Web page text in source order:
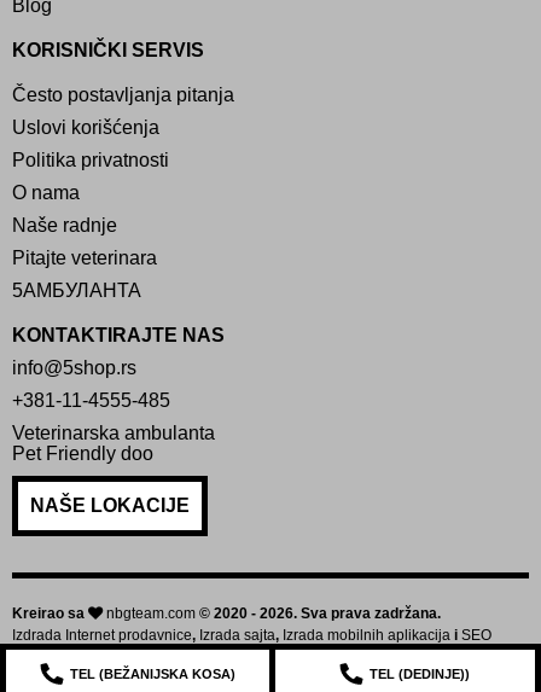
Blog
KORISNIČKI SERVIS
Često postavljanja pitanja
Uslovi korišćenja
Politika privatnosti
O nama
Naše radnje
Pitajte veterinara
5АМБУЛАНТА
KONTAKTIRAJTE NAS
info@5shop.rs
+381-11-4555-485
Veterinarska ambulanta
Pet Friendly doo
NAŠE LOKACIJE
Kreirao sa nbgteam.com © 2020 - 2026. Sva prava zadržana.
Izdrada Internet prodavnice, Izrada sajta, Izrada mobilnih aplikacija i SEO
TEL (BEŽANIJSKA KOSA) TEL (DEDINJE))